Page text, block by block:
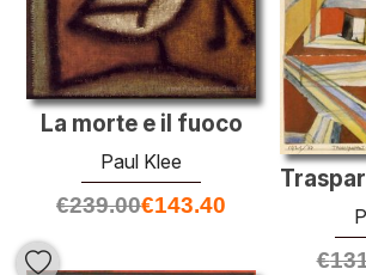
€
La morte e il fuoco
Paul Klee
€239.00€143.40